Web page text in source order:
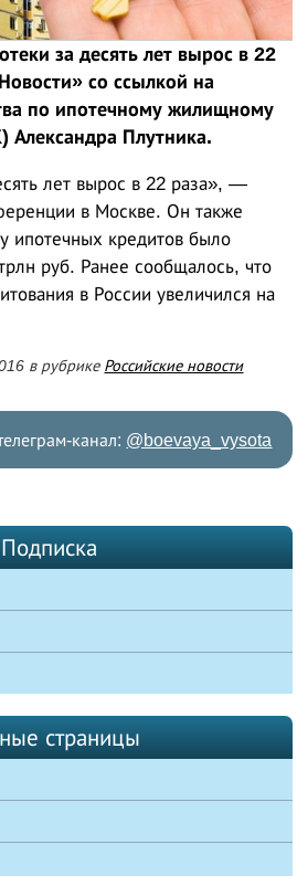
за десять лет вырос в 22
со ссылкой на
по ипотечному жилищному
Плутника.
лет вырос в 22 раза», —
в Москве. Он также
ипотечных кредитов было
руб. Ранее сообщалось, что
в России увеличился на
в рубрике Российские новости
канал: @boevaya_vysota
Подписка
страницы